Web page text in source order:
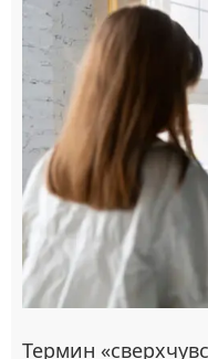
Термин